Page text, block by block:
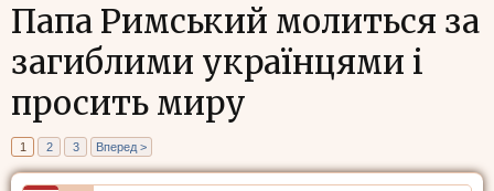
Папа Римський молиться за
загиблими українцями і
просить миру
1 2 3 Вперед >